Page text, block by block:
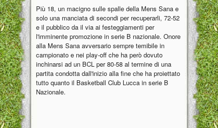
Più 18, un macigno sulle spalle della Mens Sana e
solo una manciata di secondi per recuperarli, 72-52
e il pubblico da il via ai festeggiamenti per
l'imminente promozione in serie B nazionale. Onore
alla Mens Sana avversario sempre temibile in
campionato e nei play-off che ha però dovuto
inchinarsi ad un BCL per 80-58 al termine di una
partita condotta dall'inizio alla fine che ha proiettato
tutto quanto il Basketball Club Lucca in serie B
Nazionale.